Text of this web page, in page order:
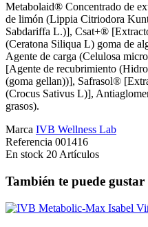
Metabolaid® Concentrado de
de limón (Lippia Citriodora
Sabdariffa L.)], Csat+®
(Ceratona Siliqua L) goma de
Agente de carga (Celulosa
[Agente de recubrimiento
(goma gellan))], Safrasol®
(Crocus Sativus L)],
grasos).
Marca IVB Wellness Lab
Referencia 001416
En stock 20 Artículos
También te puede gustar